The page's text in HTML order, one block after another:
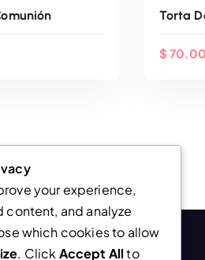
WhatsApp
Torta
$
your experience,
content, and analyze
which cookies to allow
. Click Accept Allto